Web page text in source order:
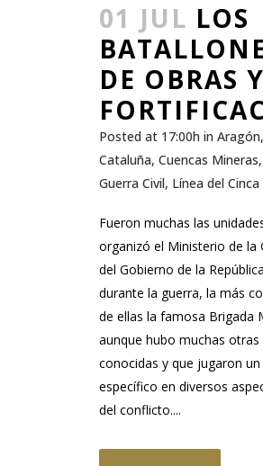
01 JUL LOS
DE OBRAS Y
Posted at 17:00h in Aragón,
Cataluña, Cuencas Mineras,
Guerra Civil, Línea del Cinca
Fueron muchas las
organizó el Ministerio de la
del Gobierno de la República
durante la guerra, la más
de ellas la famosa Brigada
aunque hubo muchas otras
conocidas y que jugaron
específico en diversos
del conflicto....